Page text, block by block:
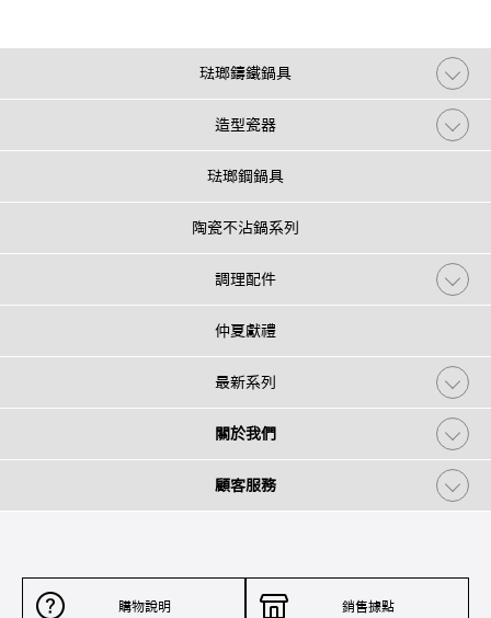
琺瑯鑄鐵鍋具
造型瓷器
琺瑯鋼鍋具
陶瓷不沾鍋系列
調理配件
仲夏獻禮
最新系列
關於我們
顧客服務
購物說明 銷售據點